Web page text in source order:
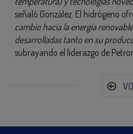
señaló González. El hidrógeno
cambio hacia la energía
desarrolladas tanto en su
subrayando el liderazgo de